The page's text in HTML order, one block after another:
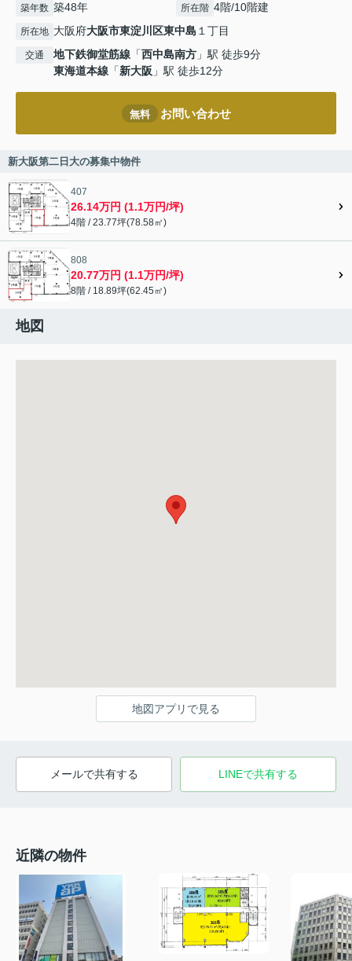
築年数 築48年 所在階 4階/10階建
所在地 大阪府大阪市東淀川区東中島 １丁目
交通 地下鉄御堂筋線 「西中島南方 」駅 徒歩9分
東海道本線 「新大阪 」駅 徒歩12分
無料 お問い合わせ
新大阪第二日大の募集中物件
407
26.14万円 (1.1万円/坪)
4階 / 23.77坪(78.58㎡)
808
20.77万円 (1.1万円/坪)
8階 / 18.89坪(62.45㎡)
地図
地図アプリで見る
メールで共有する LINEで共有する
近隣の物件